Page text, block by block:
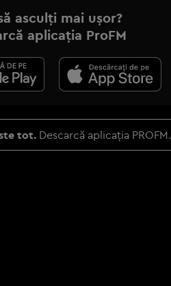
asculți mai ușor?
aplicația ProFM
tot. Descarcă aplicația PROFM.